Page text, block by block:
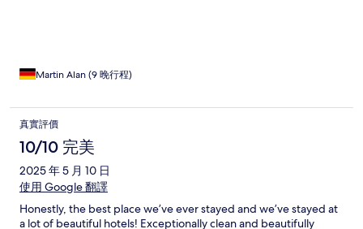
Martin Alan (9 晚行程)
真實評價
10/10 完美
2025 年 5 月 10 日
使用 Google 翻譯
Honestly, the best place we’ve ever stayed and we’ve stayed at
a lot of beautiful hotels! Exceptionally clean and beautifully